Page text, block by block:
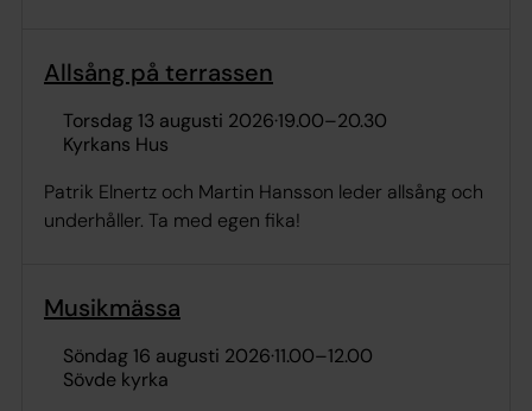
Allsång på terrassen
torsdag 13 augusti 2026·19.00–20.30
Kyrkans Hus
Patrik Elnertz och Martin Hansson leder allsång och
underhåller. Ta med egen fika!
Musikmässa
söndag 16 augusti 2026·11.00–12.00
Sövde kyrka